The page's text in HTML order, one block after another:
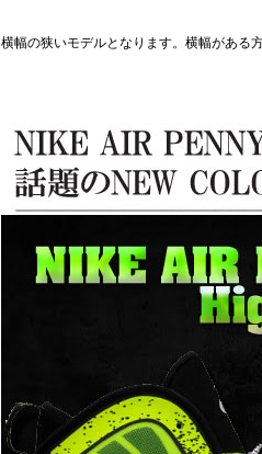
横幅の狭いモデルとなります。横幅がある